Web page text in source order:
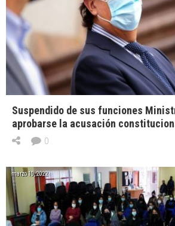
Suspendido de sus funciones
aprobarse la acusación
0
marzo 10, 2022